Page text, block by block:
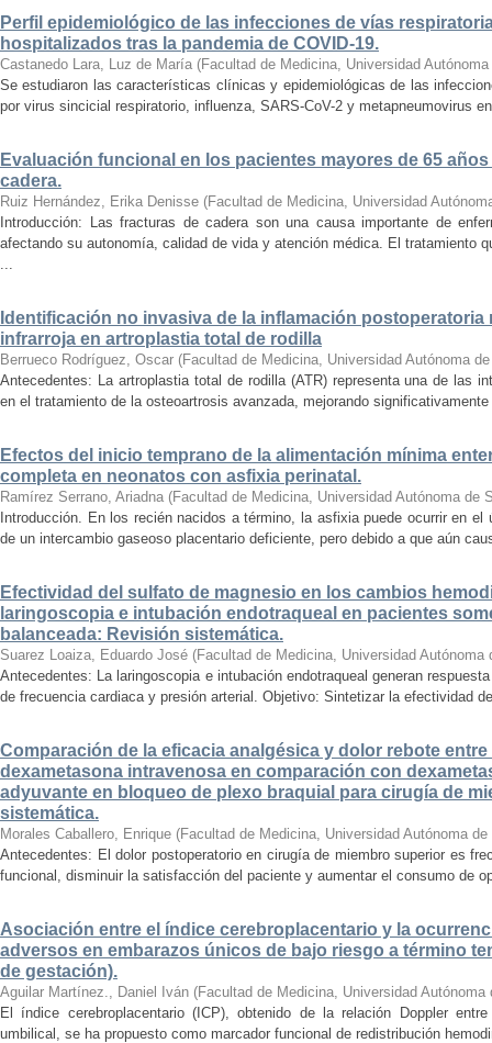
Perfil epidemiológico de las infecciones de vías
hospitalizados tras la pandemia de COVID-19.
Castanedo Lara, Luz de María (Facultad de Medicina, Universidad
Se estudiaron las características clínicas y epidemiológicas de las
por virus sincicial respiratorio, influenza, SARS-CoV-2 y metapneumovirus
Evaluación funcional en los pacientes mayores de 65
cadera.
Ruiz Hernández, Erika Denisse (Facultad de Medicina, Universidad
Introducción: Las fracturas de cadera son una causa importante de
afectando su autonomía, calidad de vida y atención médica. El tratamiento
...
Identificación no invasiva de la inflamación postoperatoria
infrarroja en artroplastia total de rodilla
Berrueco Rodríguez, Oscar (Facultad de Medicina, Universidad Autónoma
Antecedentes: La artroplastia total de rodilla (ATR) representa una de las
en el tratamiento de la osteoartrosis avanzada, mejorando
Efectos del inicio temprano de la alimentación mínima
completa en neonatos con asfixia perinatal.
Ramírez Serrano, Ariadna (Facultad de Medicina, Universidad Autónoma de
Introducción. En los recién nacidos a término, la asfixia puede ocurrir en
de un intercambio gaseoso placentario deficiente, pero debido a que aún
Efectividad del sulfato de magnesio en los cambios
laringoscopia e intubación endotraqueal en pacientes
balanceada: Revisión sistemática.
Suarez Loaiza, Eduardo José (Facultad de Medicina, Universidad
Antecedentes: La laringoscopia e intubación endotraqueal generan
de frecuencia cardiaca y presión arterial. Objetivo: Sintetizar la efectividad
Comparación de la eficacia analgésica y dolor rebote
dexametasona intravenosa en comparación con
adyuvante en bloqueo de plexo braquial para cirugía de
sistemática.
Morales Caballero, Enrique (Facultad de Medicina, Universidad Autónoma
Antecedentes: El dolor postoperatorio en cirugía de miembro superior es
funcional, disminuir la satisfacción del paciente y aumentar el consumo de
Asociación entre el índice cerebroplacentario y la
adversos en embarazos únicos de bajo riesgo a término
de gestación).
Aguilar Martínez., Daniel Iván (Facultad de Medicina, Universidad
El índice cerebroplacentario (ICP), obtenido de la relación Doppler
umbilical, se ha propuesto como marcador funcional de redistribución